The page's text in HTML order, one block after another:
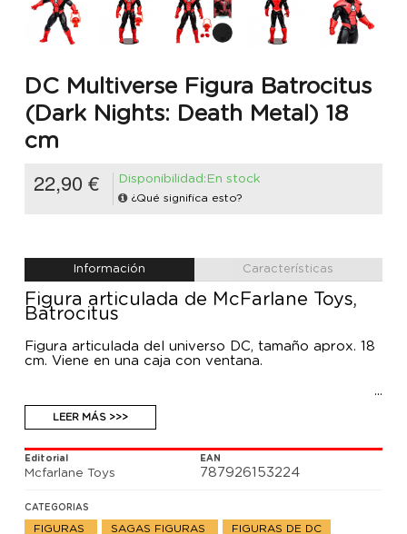
DC Multiverse Figura Batrocitus
(Dark Nights: Death Metal) 18
cm
22,90 € Disponibilidad:En stock
¿Qué significa esto?
Información Características
Figura articulada de McFarlane Toys,
Batrocitus
Figura articulada del universo DC, tamaño aprox. 18
cm. Viene en una caja con ventana.
LEER MÁS >>>
Editorial
Mcfarlane Toys
EAN
787926153224
CATEGORIAS
FIGURAS SAGAS FIGURAS FIGURAS DE DC